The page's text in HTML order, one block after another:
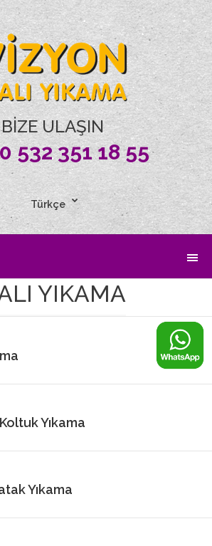
BİZE ULAŞIN
532 351 18 55
Türkçe
YIKAMA
Yıkama
Yıkama